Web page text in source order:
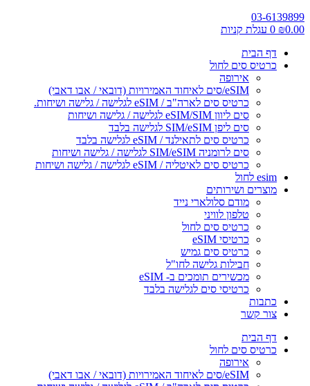
03-6139899
₪0.00
0 עגלת קניות
דף הבית
כרטיס סים לחול
אירופה
eSIM/סים לאיחוד האמירויות (דובאי / אבו דאבי)
כרטיס סים לארה"ב / eSIM לגלישה / גלישה ושיחות.
סים ליוון eSIM/SIM לגלישה / גלישה ושיחות
סים ליפן SIM/eSIM לגלישה בלבד
כרטיס סים לתאילנד / eSIM לגלישה בלבד
סים לרומניה SIM/eSIM לגלישה / גלישה ושיחות
כרטיס סים לאיטליה / eSIM לגלישה / גלישה ושיחות
esim לחול
מוצרים ושירותים
מודם סלולארי נייד
טלפון לוויני
כרטיס סים לחול
כרטיסי eSIM
כרטיס סים גמיש
חבילות גלישה לחו"ל
מכשירים תומכים ב- eSIM
כרטיסי סים לגלישה בלבד
כתבות
צור קשר
דף הבית
כרטיס סים לחול
אירופה
eSIM/סים לאיחוד האמירויות (דובאי / אבו דאבי)